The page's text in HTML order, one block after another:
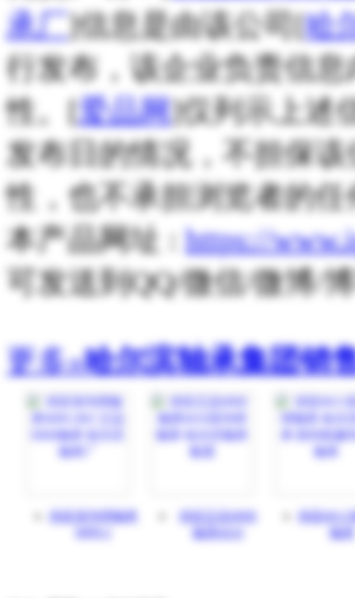
承厂]信息是由该公司[哈
行发布，该企业负责信
性。[爱品网]仅列示上述
发布日的情况，不担保
性，也不承担浏览者的
本产品网址 :https://
可发送到QQ/微信/微博/
更多»哈尔滨轴承集团销
供应深沟球轴承
供应正品HRB
供应6011